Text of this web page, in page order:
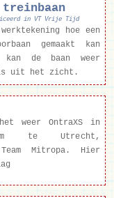
treinbaan
in VT Vrije Tijd
hoe een
gemaakt kan
kan de baan weer
is uit het zicht.
weer OntraXS in
te Utrecht,
Mitropa. Hier